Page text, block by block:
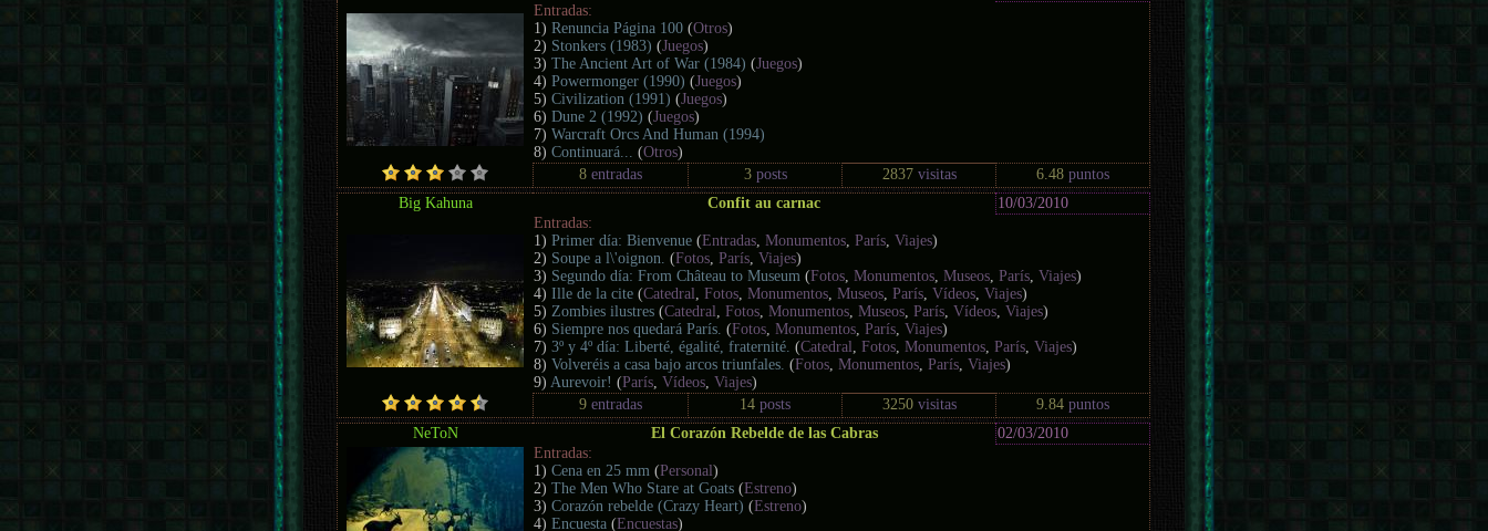
Entradas:
1)Renuncia Página 100 (Otros)
2) Stonkers (1983) (Juegos)
3)The Ancient Art of War (1984) (Juegos)
4)Powermonger (1990) (Juegos)
5)Civilization (1991) (Juegos)
6)Dune 2 (1992) (Juegos)
7)Warcraft Orcs And Human (1994)
8)Continuará... (Otros)
8 entradas 3posts 2837visitas 6.48 puntos
Big Kahuna
Confit au carnac
10/03/2010
Entradas:
1)Primer día: Bienvenue (Entradas ,Monumentos ,París ,Viajes)
2) Soupe a l\'oignon. (Fotos ,París ,Viajes)
3) Segundo día: From Château to Museum (Fotos ,Monumentos ,Museos ,París ,Viajes)
4)Ille de la cite (Catedral ,Fotos ,Monumentos ,Museos ,París ,Vídeos ,Viajes)
5) Zombies ilustres (Catedral ,Fotos ,Monumentos ,Museos ,París ,Vídeos ,Viajes)
6) Siempre nos quedará París. (Fotos ,Monumentos ,París ,Viajes)
7)3º y 4º día: Liberté, égalité, fraternité. (Catedral ,Fotos ,Monumentos ,París ,Viajes)
8)Volveréis a casa bajo arcos triunfales. (Fotos ,Monumentos ,París ,Viajes)
9) Aurevoir! (París ,Vídeos ,Viajes)
9 entradas 14 posts 3250visitas 9.84 puntos
NeToN
El Corazón Rebelde de las Cabras
02/03/2010
Entradas:
1)Cena en 25 mm (Personal)
2)The Men Who Stare at Goats (Estreno)
3)Corazón rebelde (Crazy Heart) (Estreno)
4)Encuesta (Encuestas)